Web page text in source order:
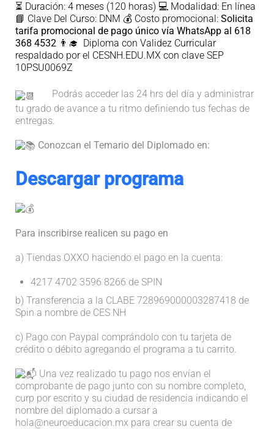
⏳ Duración: 4 meses (120 horas) 💻 Modalidad: En línea
📘 Clave Del Curso: DNM 💰 Costo promocional: Solicita
tarifa promocional de pago único vía WhatsApp al 618
368 4532 👨‍🎓 Diploma con Validez Curricular
respaldado por el CESNH.EDU.MX con clave SEP
10PSU0069Z
Podrás acceder las 24 hrs del día y administrar
tu grado de avance a tu ritmo definiendo tus fechas de
entregas.
Conozcan el Temario del Diplomado en:
Descargar programa
Para inscribirse realicen su pago en
a) Tiendas OXXO haciendo el pago en la cuenta:
4217 4702 3596 8266 de SPIN
b) Transferencia a la CLABE 728969000003287418 de
Spin a nombre de CES NH
c) Pago con Paypal comprándolo con tu tarjeta de
crédito o débito agregando el programa a tu carrito.
Una vez realizado tu pago nos envían el
comprobante de pago junto con su nombre completo,
curp por escrito y su ciudad de residencia indicando el
nombre del diplomado a cursar a
hola@neuroeducacion.mx para crear su cuenta de